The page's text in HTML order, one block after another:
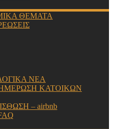
ΘΕΜΑΤΑ
ΝΕΑ
ΚΑΤΟΙΚΩΝ
– airbnb